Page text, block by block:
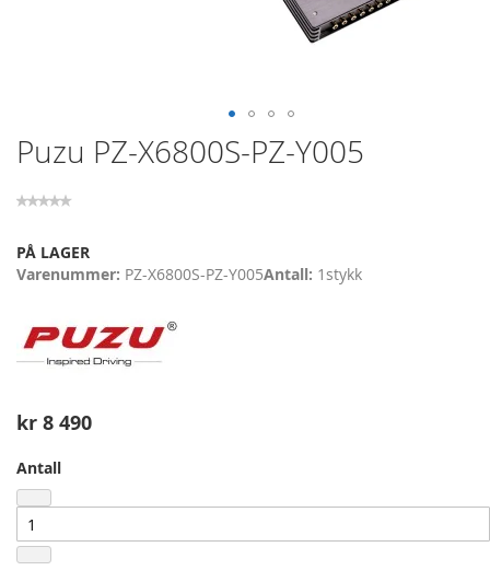
Skip
to
beginning
the
images
Puzu PZ-X6800S-PZ-Y005
PÅ LAGER
Varenummer PZ-X6800S-PZ-Y005Antall 1 stykk
kr 8 490
Antall